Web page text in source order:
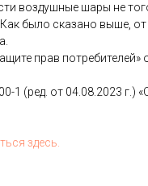
воз­душные ша­ры не
бы­ло ска­зано вы­ше,
прав
(ред. от 04.08.2023 г.)
здесь.